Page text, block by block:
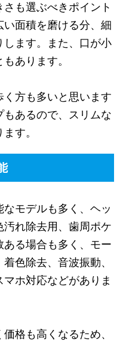
も選ぶべきポイント
面積を磨ける分、細
ます。また、口が小
あります。
く方も多いと思います
あるので、スリムな
す。
モデルも多く、ヘッ
汚れ除去用、歯周ポケ
ある場合も多く、モー
色除去、音波振動、
ホ対応などがありま
格も高くなるため、